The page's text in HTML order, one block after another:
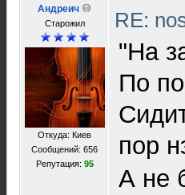
Андреич
Старожил
Откуда: Киев
Сообщений: 656
Репутация: 95
RE:
"На
По
пор
А не